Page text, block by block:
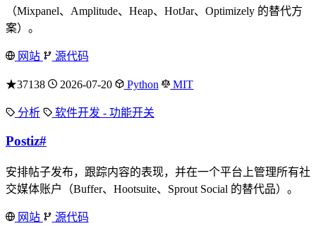
（Mixpanel、Amplitude、Heap、HotJar、Optimizely 的替代方
案）。
网站 源代码
★37138 2026-07-20 Python MIT
分析 软件开发 - 功能开关
Postiz#
安排帖子发布，跟踪内容的表现，并在一个平台上管理所有社
交媒体账户（Buffer、Hootsuite、Sprout Social 的替代品）。
网站 源代码